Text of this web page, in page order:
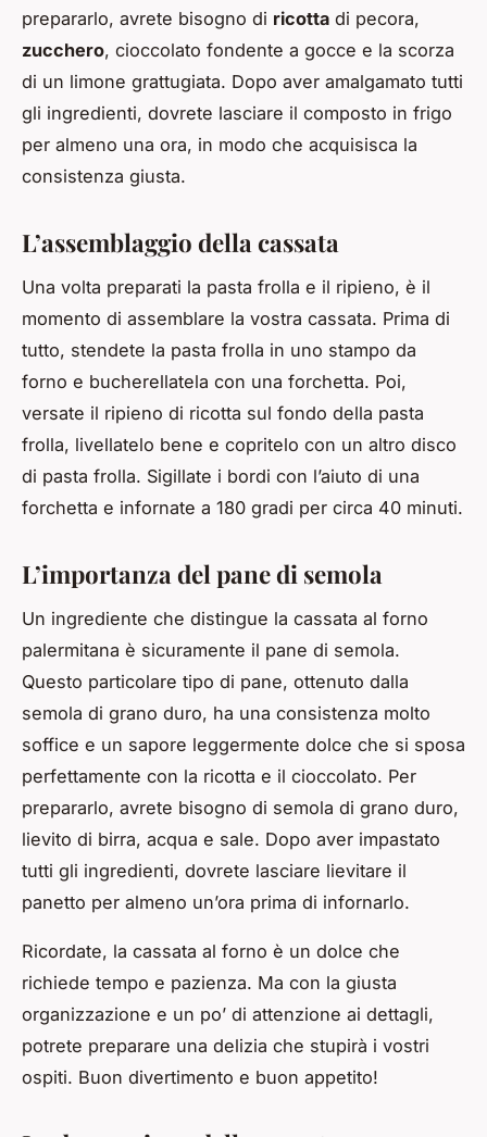
prepararlo, avrete bisogno di ricotta di pecora,
zucchero, cioccolato fondente a gocce e la scorza
di un limone grattugiata. Dopo aver amalgamato tutti
gli ingredienti, dovrete lasciare il composto in frigo
per almeno una ora, in modo che acquisisca la
consistenza giusta.
L’assemblaggio della cassata
Una volta preparati la pasta frolla e il ripieno, è il
momento di assemblare la vostra cassata. Prima di
tutto, stendete la pasta frolla in uno stampo da
forno e bucherellatela con una forchetta. Poi,
versate il ripieno di ricotta sul fondo della pasta
frolla, livellatelo bene e copritelo con un altro disco
di pasta frolla. Sigillate i bordi con l’aiuto di una
forchetta e infornate a 180 gradi per circa 40 minuti.
L’importanza del pane di semola
Un ingrediente che distingue la cassata al forno
palermitana è sicuramente il pane di semola.
Questo particolare tipo di pane, ottenuto dalla
semola di grano duro, ha una consistenza molto
soffice e un sapore leggermente dolce che si sposa
perfettamente con la ricotta e il cioccolato. Per
prepararlo, avrete bisogno di semola di grano duro,
lievito di birra, acqua e sale. Dopo aver impastato
tutti gli ingredienti, dovrete lasciare lievitare il
panetto per almeno un’ora prima di infornarlo.
Ricordate, la cassata al forno è un dolce che
richiede tempo e pazienza. Ma con la giusta
organizzazione e un po’ di attenzione ai dettagli,
potrete preparare una delizia che stupirà i vostri
ospiti. Buon divertimento e buon appetito!